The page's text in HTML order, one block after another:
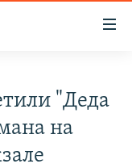
"Деда
на